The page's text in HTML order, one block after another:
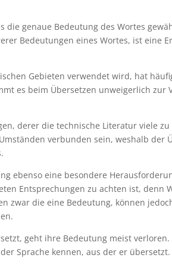
die genaue Bedeutung des Wortes
Bedeutungen eines Wortes, ist eine
Gebieten verwendet wird, hat
es beim Übersetzen unweigerlich zur
derer die technische Literatur viele
verbunden sein, weshalb der
ebenso eine besondere
Entsprechungen zu achten ist, denn
zwar die eine Bedeutung, können
geht ihre Bedeutung meist
Sprache kennen, aus der er übersetzt.